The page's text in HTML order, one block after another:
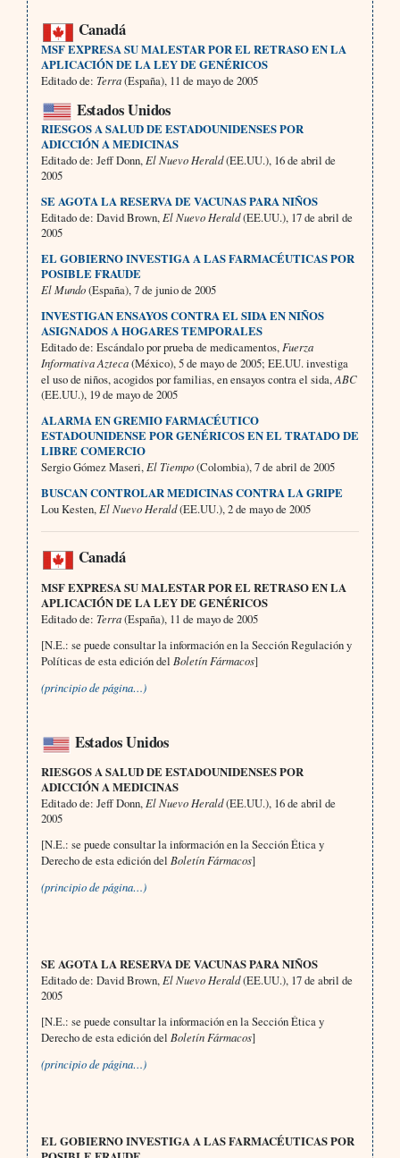
Canadá
MSF EXPRESA SU MALESTAR POR EL RETRASO EN LA
APLICACIÓN DE LA LEY DE GENÉRICOS
Editado de: Terra(España), 11 de mayo de 2005
Estados Unidos
RIESGOS A SALUD DE ESTADOUNIDENSES POR
ADICCIÓN A MEDICINAS
Editado de: Jeff Donn, El Nuevo Herald(EE.UU.), 16 de abril de
2005
SE AGOTA LA RESERVA DE VACUNAS PARA NIÑOS
Editado de: David Brown, El Nuevo Herald(EE.UU.), 17 de abril de
2005
EL GOBIERNO INVESTIGA A LAS FARMACÉUTICAS POR
POSIBLE FRAUDE
El Mundo(España), 7 de junio de 2005
INVESTIGAN ENSAYOS CONTRA EL SIDA EN NIÑOS
ASIGNADOS A HOGARES TEMPORALES
Editado de: Escándalo por prueba de medicamentos, Fuerza
Informativa Azteca(México), 5 de mayo de 2005; EE.UU. investiga
el uso de niños, acogidos por familias, en ensayos contra el sida,ABC
(EE.UU.), 19 de mayo de 2005
ALARMA EN GREMIO FARMACÉUTICO
ESTADOUNIDENSE POR GENÉRICOS EN EL TRATADO DE
LIBRE COMERCIO
Sergio Gómez Maseri, El Tiempo(Colombia), 7 de abril de 2005
BUSCAN CONTROLAR MEDICINAS CONTRA LA GRIPE
Lou Kesten, El Nuevo Herald(EE.UU.), 2 de mayo de 2005
Canadá
MSF EXPRESA SU MALESTAR POR EL RETRASO EN LA
APLICACIÓN DE LA LEY DE GENÉRICOS
Editado de: Terra(España), 11 de mayo de 2005
[N.E.: se puede consultar la información en la Sección Regulación y
Políticas de esta edición del Boletín Fármacos]
(principio de página…)
Estados Unidos
RIESGOS A SALUD DE ESTADOUNIDENSES POR
ADICCIÓN A MEDICINAS
Editado de: Jeff Donn, El Nuevo Herald(EE.UU.), 16 de abril de
2005
[N.E.: se puede consultar la información en la Sección Ética y
Derecho de esta edición del Boletín Fármacos]
(principio de página…)
SE AGOTA LA RESERVA DE VACUNAS PARA NIÑOS
Editado de: David Brown, El Nuevo Herald(EE.UU.), 17 de abril de
2005
[N.E.: se puede consultar la información en la Sección Ética y
Derecho de esta edición del Boletín Fármacos]
(principio de página…)
EL GOBIERNO INVESTIGA A LAS FARMACÉUTICAS POR